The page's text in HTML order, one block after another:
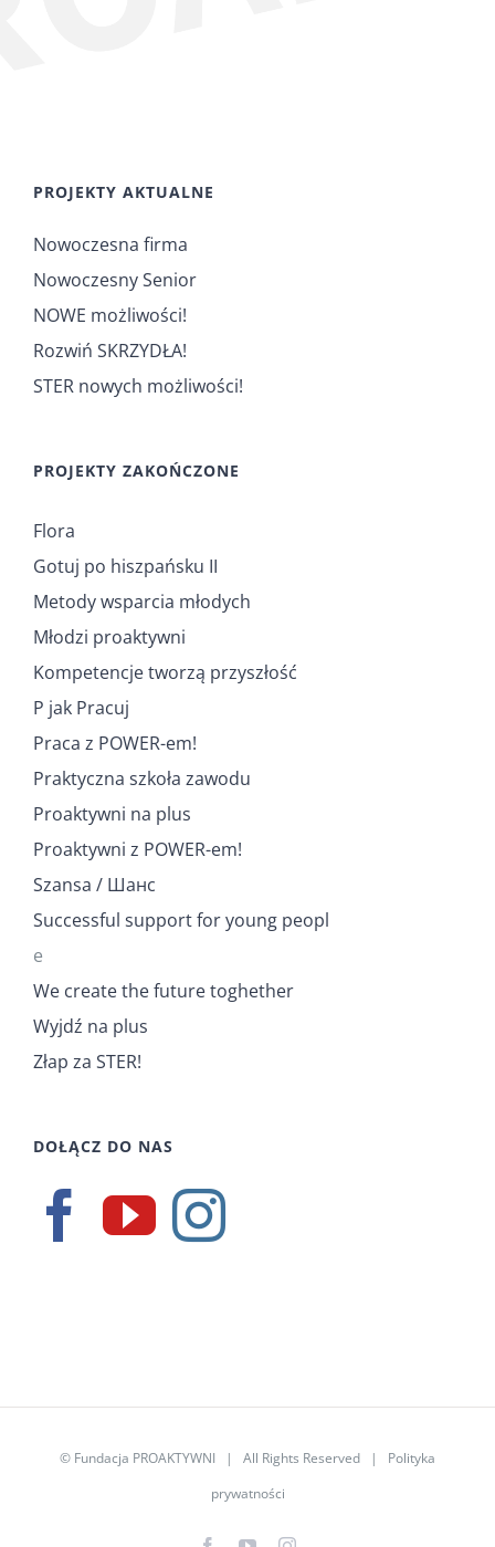
PROJEKTY AKTUALNE
Nowoczesna firma
Nowoczesny Senior
NOWE możliwości!
Rozwiń SKRZYDŁA!
STER nowych możliwości!
PROJEKTY ZAKOŃCZONE
Flora
Gotuj po hiszpańsku II
Metody wsparcia młodych
Młodzi proaktywni
Kompetencje tworzą przyszłość
P jak Pracuj
Praca z POWER-em!
Praktyczna szkoła zawodu
Proaktywni na plus
Proaktywni z POWER-em!
Szansa / Шанс
Successful support for young peopl
e
We create the future toghether
Wyjdź na plus
Złap za STER!
DOŁĄCZ DO NAS
© Fundacja PROAKTYWNI | All Rights Reserved | Polityka
prywatności